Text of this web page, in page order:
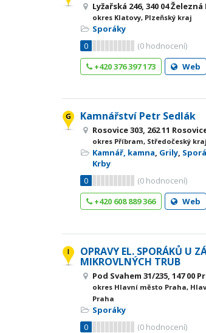
Lyžařská 246, 340 04 Železná
okres Klatovy, Plzeňský kraj
Sporáky
0
(0 hodnocení)
+420 376 397 173
Web
Kamnářství Petr Sedlák
Rosovice 303, 262 11
okres Příbram, Středočeský kraj
Kamnář, kamna, Grily,
Krby
0
(0 hodnocení)
+420 608 889 366
Web
OPRAVY EL. SPORÁKŮ U
MIKROVLNÝCH TRUB
Pod Svahem 31/235, 147 00
okres Hlavní město Praha,
Praha
Sporáky
0
(0 hodnocení)